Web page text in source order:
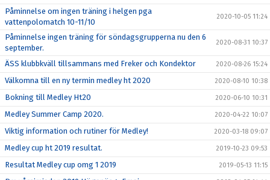
Påminnelse om ingen träning i helgen pga
vattenpolomatch 10-11/10
2020-10-05 11:24
Påminnelse ingen träning för söndagsgrupperna nu den 6
september.
2020-08-31 10:37
ÄSS klubbkväll tillsammans med Freker och Kondektor 2020-08-26 15:24
Välkomna till en ny termin medley ht 2020 2020-08-10 10:38
Bokning till Medley Ht20 2020-06-10 10:31
Medley Summer Camp 2020. 2020-04-22 10:07
Viktig information och rutiner för Medley! 2020-03-18 09:07
Medley cup ht 2019 resultat. 2019-10-23 09:53
Resultat Medley cup omg 1 2019 2019-05-13 11:15